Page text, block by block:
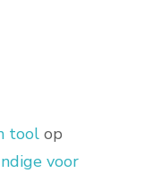
tool op
voor